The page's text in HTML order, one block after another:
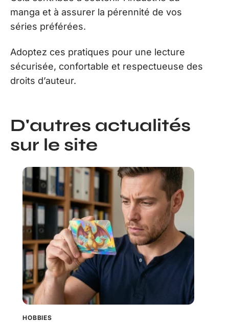
manga et à assurer la pérennité de vos
séries préférées.
Adoptez ces pratiques pour une lecture
sécurisée, confortable et respectueuse des
droits d’auteur.
D'autres actualités
sur le site
HOBBIES